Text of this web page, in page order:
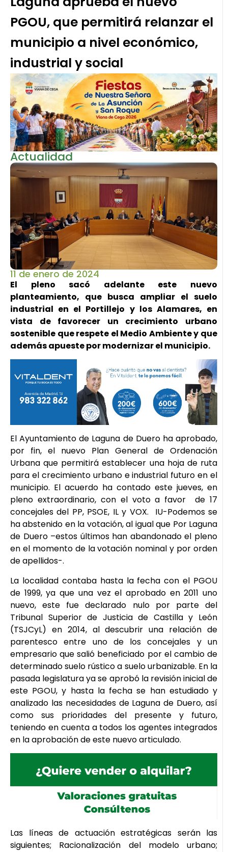
PGOU, que permitirá relanzar el
municipio a nivel económico,
industrial y social
Actualidad
11 de enero de 2024
El pleno sacó adelante este nuevo
planteamiento, que busca ampliar el suelo
industrial en el Portillejo y los Alamares, en
vista de favorecer un crecimiento urbano
sostenible que respete el Medio Ambiente y que
además apueste por modernizar el municipio.
El Ayuntamiento de Laguna de Duero ha aprobado,
por fin, el nuevo Plan General de Ordenación
Urbana que permitirá establecer una hoja de ruta
para el crecimiento urbano e industrial futuro en el
municipio. El acuerdo ha contado este jueves, en
pleno extraordinario, con el voto a favor de 17
concejales del PP, PSOE, IL y VOX. IU-Podemos se
ha abstenido en la votación, al igual que Por Laguna
de Duero –estos últimos han abandonado el pleno
en el momento de la votación nominal y por orden
de apellidos-.
La localidad contaba hasta la fecha con el PGOU
de 1999, ya que una vez el aprobado en 2011 uno
nuevo, este fue declarado nulo por parte del
Tribunal Superior de Justicia de Castilla y León
(TSJCyL) en 2014, al descubrir una relación de
parentesco entre uno de los concejales y un
empresario que salió beneficiado por el cambio de
determinado suelo rústico a suelo urbanizable. En la
pasada legislatura ya se aprobó la revisión inicial de
este PGOU, y hasta la fecha se han estudiado y
analizado las necesidades de Laguna de Duero, así
como sus prioridades del presente y futuro,
teniendo en cuenta a todos los agentes integrados
en la aprobación de este nuevo articulado.
Las líneas de actuación estratégicas serán las
siguientes; Racionalización del modelo urbano;